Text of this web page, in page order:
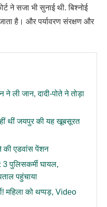
ने सजा भी सुनाई थी. बिश्नोई
है। और पर्यावरण संरक्षण और
ली जान, दादी-पोते ने तोड़ा
थीं जयपुर की यह खूबसूरत
की एडवांस पेंशन
पुलिसकर्मी घायल,
पहुंचाया
महिला को थप्पड़, Video